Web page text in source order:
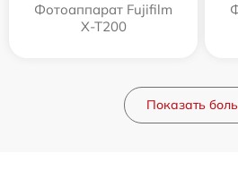
Фотоаппарат Fujifilm
X-T200
Показать